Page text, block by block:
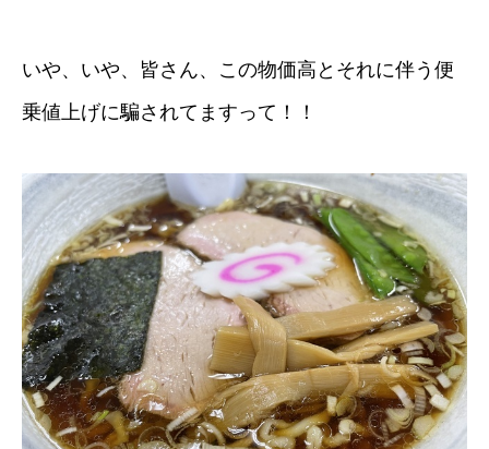
いや、いや、皆さん、この物価高とそれに伴う便
乗値上げに騙されてますって！！